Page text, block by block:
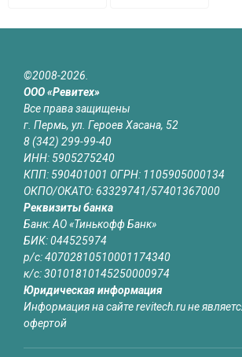
©2008-2026.
ООО «Ревитех»
Все права защищены
г. Пермь, ул. Героев Хасана, 52
8 (342) 299-99-40
ИНН: 5905275240
КПП: 590401001 ОГРН: 1105905000134
ОКПО/ОКАТО: 63329741/57401367000
Реквизиты банка
Банк: АО «Тинькофф Банк»
БИК: 044525974
р/с: 40702810510001174340
к/с: 30101810145250000974
Юридическая информация
Информация на сайте revitech.ru не
офертой